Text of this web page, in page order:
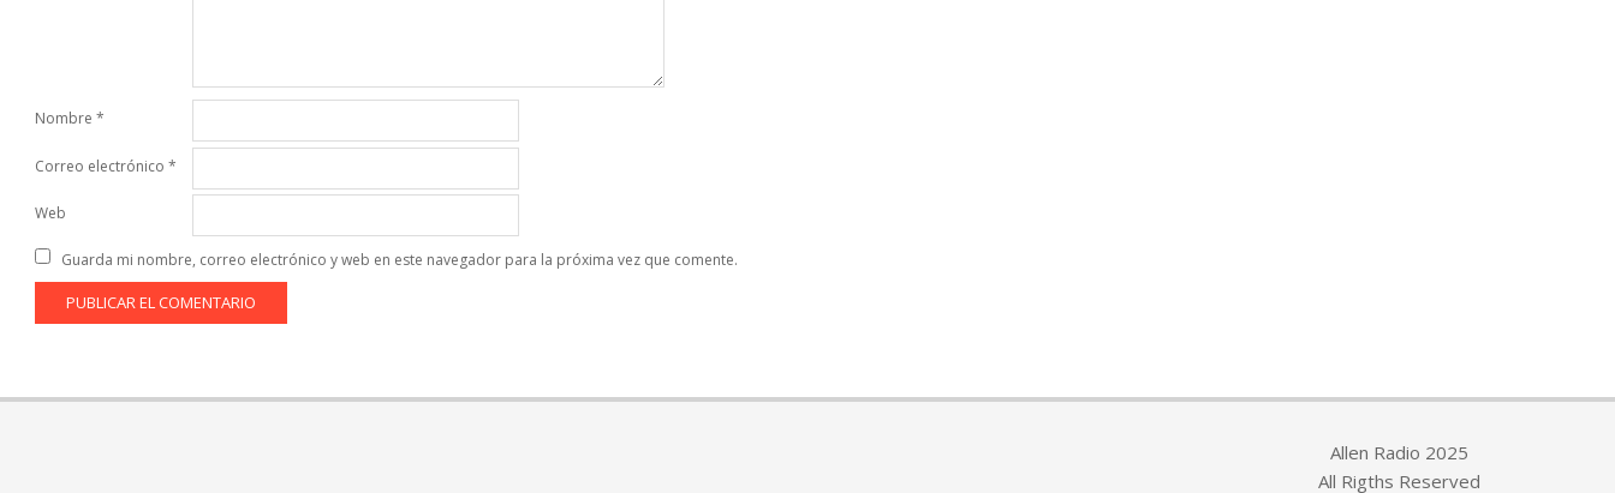
Nombre *
Correo electrónico *
Web
Guarda mi nombre, correo electrónico y web en este navegador para la próxima vez que comente.
Allen Radio 2025
All Rigths Reserved